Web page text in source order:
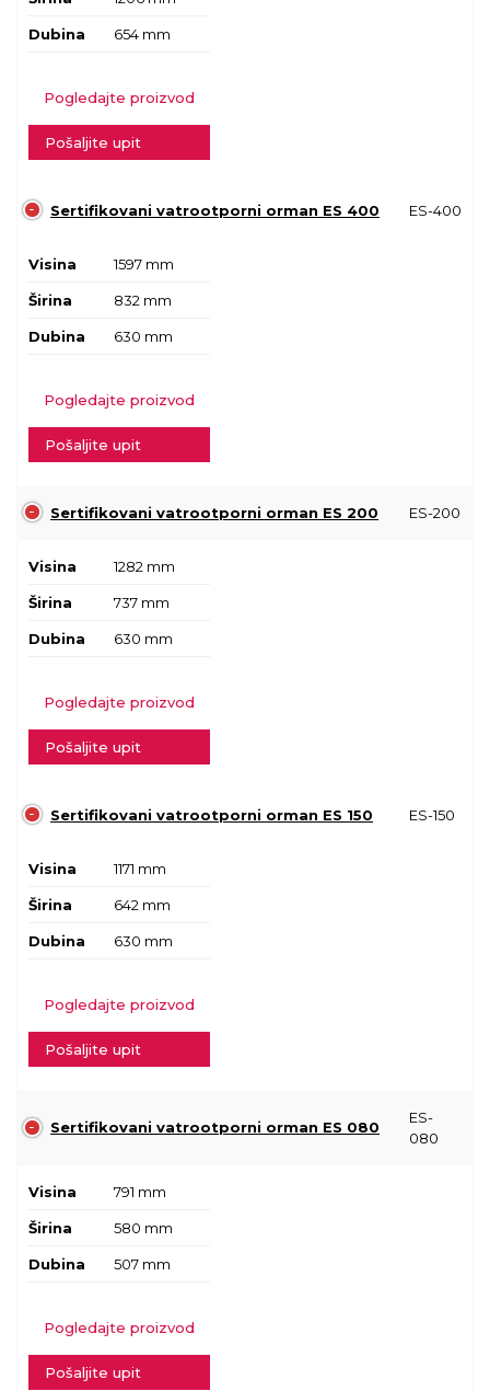
Dubina 654 mm
Pogledajte proizvod
Pošaljite upit
Sertifikovani vatrootporni orman ES 400 ES-400
Visina 1597 mm
Širina 832 mm
Dubina 630 mm
Pogledajte proizvod
Pošaljite upit
Sertifikovani vatrootporni orman ES 200 ES-200
Visina 1282 mm
Širina 737 mm
Dubina 630 mm
Pogledajte proizvod
Pošaljite upit
Sertifikovani vatrootporni orman ES 150 ES-150
Visina 1171 mm
Širina 642 mm
Dubina 630 mm
Pogledajte proizvod
Pošaljite upit
Sertifikovani vatrootporni orman ES 080
ES-
080
Visina 791 mm
Širina 580 mm
Dubina 507 mm
Pogledajte proizvod
Pošaljite upit